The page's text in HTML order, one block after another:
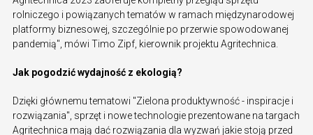
rolniczego i powiązanych tematów w ramach międzynarodowej
platformy biznesowej, szczególnie po przerwie spowodowanej
pandemią", mówi Timo Zipf, kierownik projektu Agritechnica.
Jak pogodzić wydajność z ekologią?
Dzięki głównemu tematowi "Zielona produktywność - inspiracje i
rozwiązania", sprzęt i nowe technologie prezentowane na targach
Agritechnica mają dać rozwiązania dla wyzwań jakie stoją przed